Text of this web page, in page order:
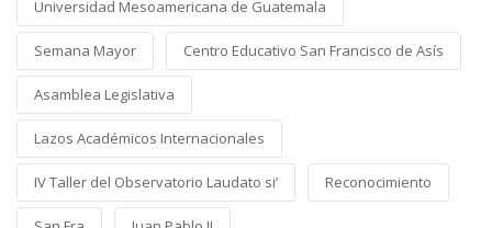
Universidad Mesoamericana de Guatemala
Semana Mayor Centro Educativo San Francisco de Asís
Asamblea Legislativa
Lazos Académicos Internacionales
IV Taller del Observatorio Laudato si’ Reconocimiento